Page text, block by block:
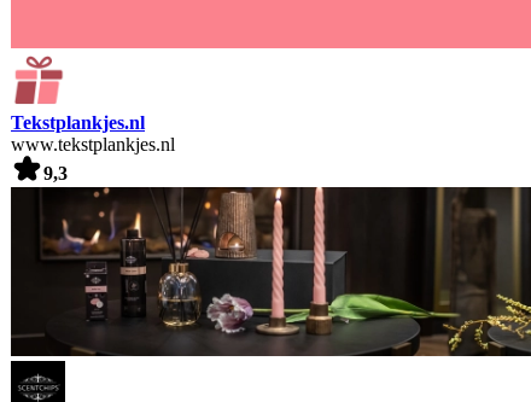
Tekstplankjes.nl
www.tekstplankjes.nl
9,3